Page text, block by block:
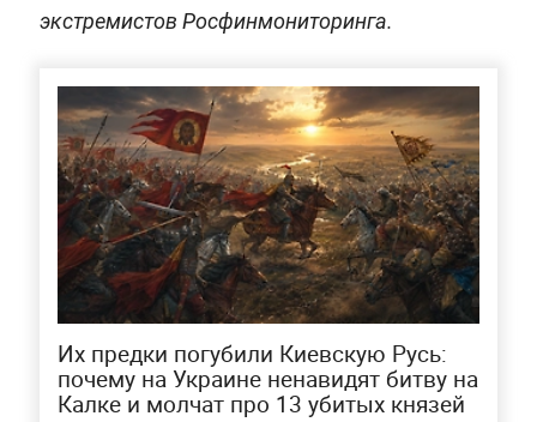
экстремистов Росфинмониторинга.
Их предки погубили Киевскую Русь:
почему на Украине ненавидят битву на
Калке и молчат про 13 убитых князей